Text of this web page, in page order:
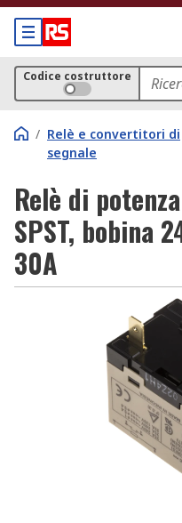
Codice costruttore
/ Relè e convertitori di
segnale
Relè di
SPST, bobina
30A